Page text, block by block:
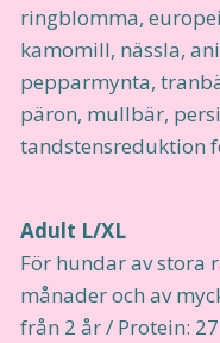
ringblomma,
kamomill, nässla,
pepparmynta,
päron, mullbär,
tandstensreduktion
Adult L/XL
För hundar av stora
månader och av
från 2 år / Protein: 27